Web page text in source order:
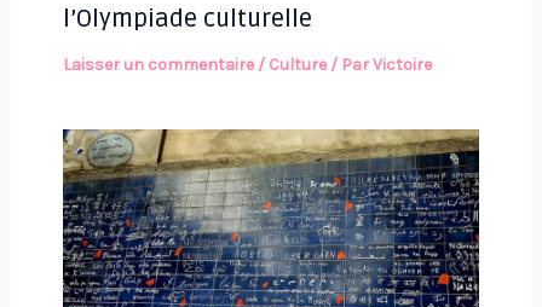
l’Olympiade culturelle
Laisser un commentaire / Culture/ ParVictoire